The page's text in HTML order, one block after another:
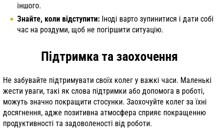
іншого.
Знайте, коли відступити: Іноді варто зупинитися і дати собі
час на роздуми, щоб не погіршити ситуацію.
Підтримка та заохочення
Не забувайте підтримувати своїх колег у важкі часи. Маленькі
жести уваги, такі як слова підтримки або допомога в роботі,
можуть значно покращити стосунки. Заохочуйте колег за їхні
досягнення, адже позитивна атмосфера сприяє покращенню
продуктивності та задоволеності від роботи.